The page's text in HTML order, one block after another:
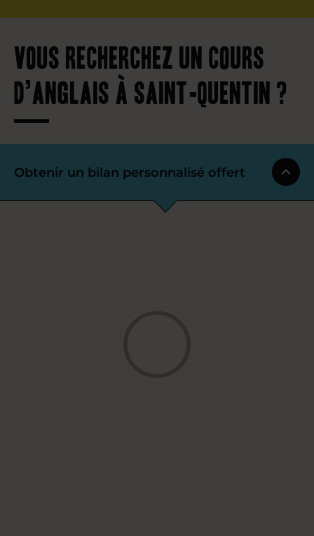
Vous recherchez un cours
d’anglais à Saint-Quentin ?
Obtenir un bilan personnalisé offert